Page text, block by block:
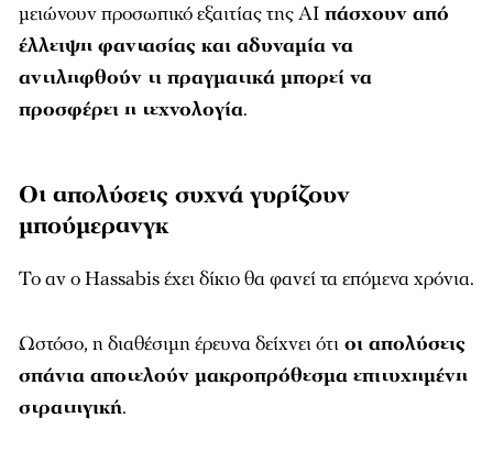
μειώνουν προσωπικό εξαιτίας της AI πάσχουν από
έλλειψη φαντασίας και αδυναμία να
αντιληφθούν τι πραγματικά μπορεί να
προσφέρει η τεχνολογία.
Οι απολύσεις συχνά γυρίζουν
μπούμερανγκ
Το αν ο Hassabis έχει δίκιο θα φανεί τα επόμενα χρόνια.
Ωστόσο, η διαθέσιμη έρευνα δείχνει ότι οι απολύσεις
σπάνια αποτελούν μακροπρόθεσμα επιτυχημένη
στρατηγική.